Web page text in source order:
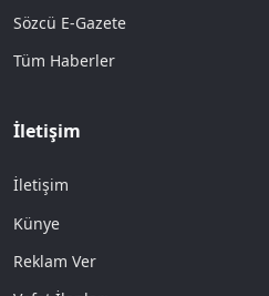
Sözcü E-Gazete
Tüm Haberler
İletişim
İletişim
Künye
Reklam Ver